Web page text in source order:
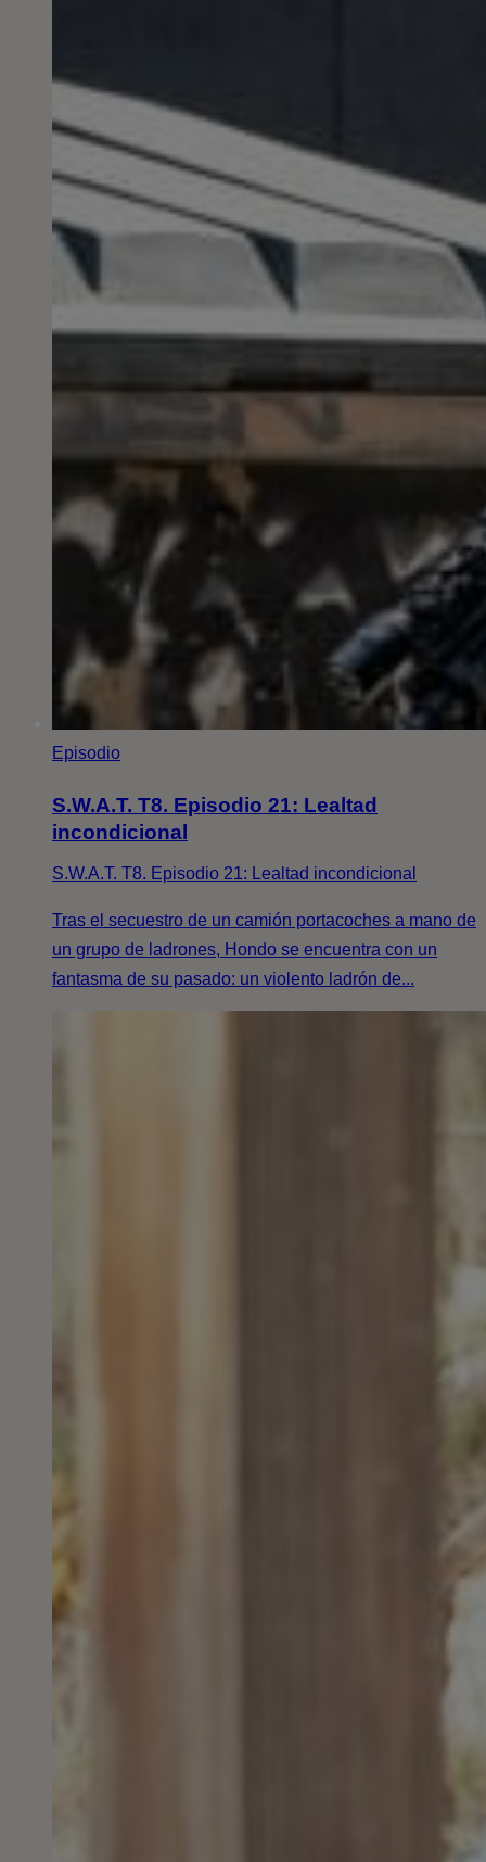
Episodio
S.W.A.T. T8. Episodio 21: Lealtad
incondicional
S.W.A.T. T8. Episodio 21: Lealtad incondicional
Tras el secuestro de un camión portacoches a mano de
un grupo de ladrones, Hondo se encuentra con un
fantasma de su pasado: un violento ladrón de...